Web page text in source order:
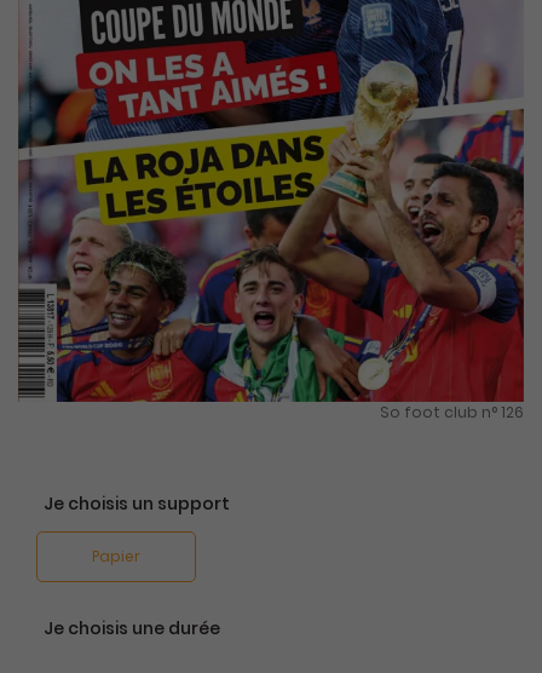
So foot club n° 126
Je choisis un support
Papier
Je choisis une durée